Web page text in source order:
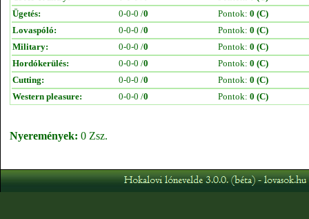
Ügetés:
0-0-0 /0 Pontok: 0 (C)
Lovaspóló:
0-0-0 /0 Pontok: 0 (C)
Military:
0-0-0 /0 Pontok: 0 (C)
Hordókerülés:
0-0-0 /0 Pontok: 0 (C)
Cutting:
0-0-0 /0 Pontok: 0 (C)
Western pleasure:
0-0-0 /0 Pontok: 0 (C)
Nyeremények: 0 Zsz.